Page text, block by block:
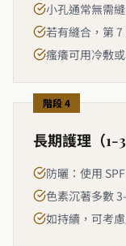
小孔通常無需
若有縫合，第 7
瘙癢可用冷敷
階段 4
長期護理（1-3
防曬：使用
色素沉著多數
如持續，可考